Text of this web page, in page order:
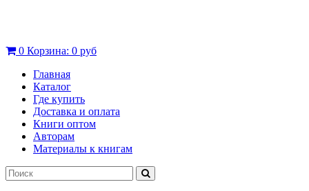
0 Корзина: 0 руб
Главная
Каталог
Где купить
Доставка и оплата
Книги оптом
Авторам
Материалы к книгам